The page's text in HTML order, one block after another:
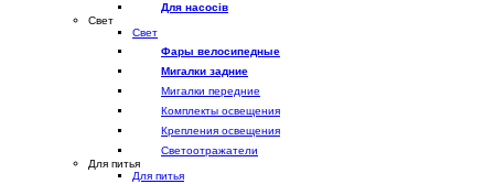
Для насосів
Свет
Свет
Фары велосипедные
Мигалки задние
Мигалки передние
Комплекты освещения
Крепления освещения
Светоотражатели
Для питья
Для питья